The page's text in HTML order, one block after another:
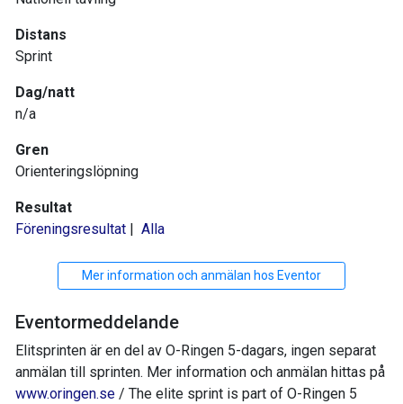
Distans
Sprint
Dag/natt
n/a
Gren
Orienteringslöpning
Resultat
Föreningsresultat | Alla
Mer information och anmälan hos Eventor
Eventormeddelande
Elitsprinten är en del av O-Ringen 5-dagars, ingen separat
anmälan till sprinten. Mer information och anmälan hittas på
www.oringen.se / The elite sprint is part of O-Ringen 5